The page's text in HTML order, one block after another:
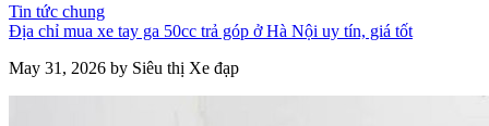
Tin tức chung
Địa chỉ mua xe tay ga 50cc trả góp ở Hà Nội uy tín, giá tốt
May 31, 2026 by Siêu thị Xe đạp